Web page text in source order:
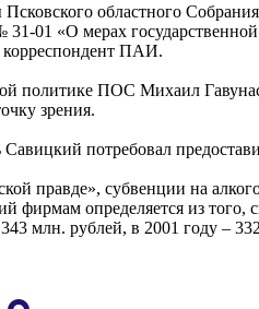
областного
31-01 «О мерах
корреспондент ПАИ.
политике ПОС Михаил
зрения.
потребовал
правде», субвенции на
фирмам определяется из
млн. рублей, в 2001 году –